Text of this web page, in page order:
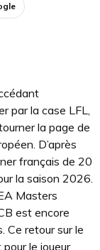
par la case LFL,
la page de
D’après
français de 20
la saison 2026.
Masters
est encore
Ce retour sur le
le joueur